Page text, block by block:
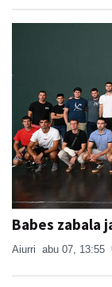
Babes zabala
Aiurri abu 07, 13:55